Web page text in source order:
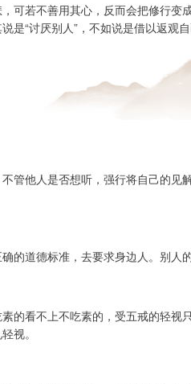
可若不善用其心，反而会把修行
“讨厌别人”，不如说是借以返观自
管他人是否想听，强行将自己的
的道德标准，去要求身边人。别人
的看不上不吃素的，受五戒的轻
视。